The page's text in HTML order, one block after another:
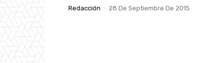
Redacción - 28 De Septiembre De 2015